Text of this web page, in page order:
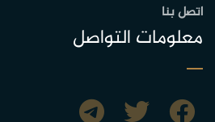
اتصل بنا
معلومات التواصل